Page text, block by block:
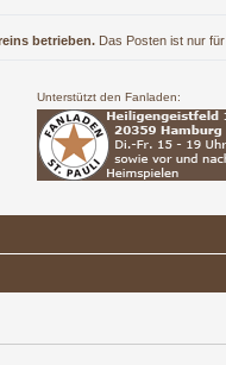
betrieben. Das Posten ist nur
Unterstützt den Fanladen: